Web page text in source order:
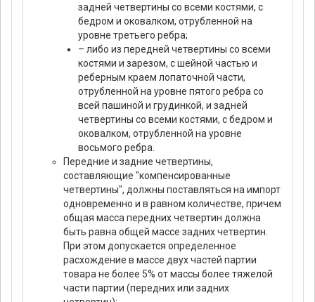
задней четвертины со всеми костями, с
бедром и оковалком, отрубленной на
уровне третьего ребра;
– либо из передней четвертины со всеми
костями и зарезом, с шейной частью и
реберным краем лопаточной части,
отрубленной на уровне пятого ребра со
всей пашиной и грудинкой, и задней
четвертины со всеми костями, с бедром и
оковалком, отрубленной на уровне
восьмого ребра.
Передние и задние четвертины,
составляющие "компенсированные
четвертины", должны поставляться на импорт
одновременно и в равном количестве, причем
общая масса передних четвертин должна
быть равна общей массе задних четвертин.
При этом допускается определенное
расхождение в массе двух частей партии
товара не более 5% от массы более тяжелой
части партии (передних или задних